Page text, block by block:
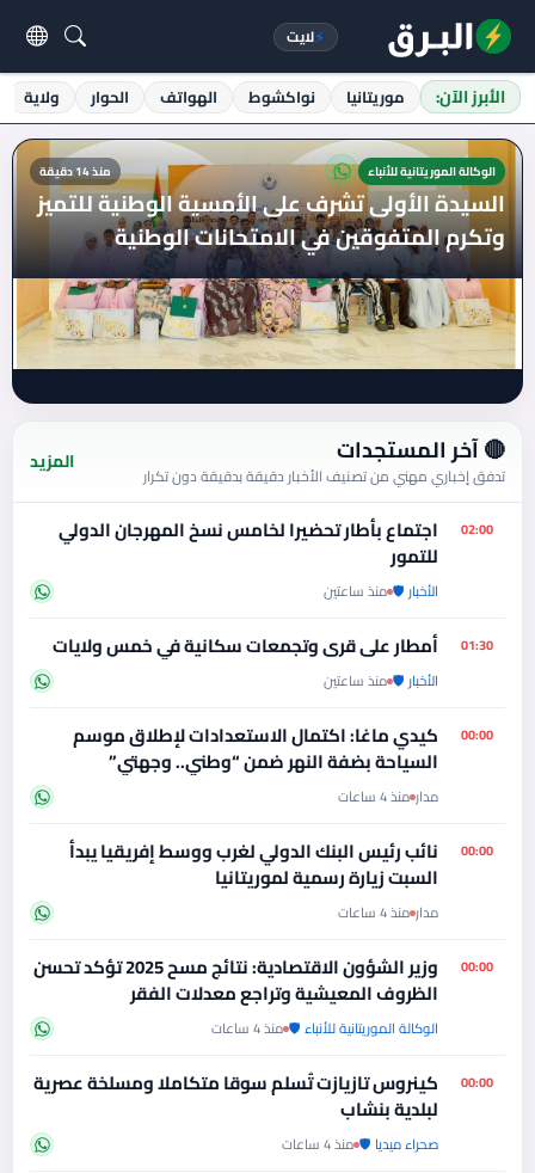
⚡لايت
الأبرز الآن: موريتانيا نواكشوط الهواتف الحوار ولاية
الوكالة الموريتانية للأنباء منذ 14 دقيقة
السيدة الأولى تشرف على الأمسية الوطنية للتميز
وتكرم المتفوقين في الامتحانات الوطنية
آخر المستجدات
تدفق إخباري مهني من تصنيف الأخبار دقيقة بدقيقة دون تكرار المزيد
02:00 اجتماع بأطار تحضيرا لخامس نسخ المهرجان الدولي
للتمور
الأخبار 🛡️ منذ ساعتين
01:30 أمطار على قرى وتجمعات سكانية في خمس ولايات
الأخبار 🛡️ منذ ساعتين
00:00 كيدي ماغا: اكتمال الاستعدادات لإطلاق موسم
السياحة بضفة النهر ضمن “وطني.. وجهتي”
مدار منذ 4 ساعات
00:00 نائب رئيس البنك الدولي لغرب ووسط إفريقيا يبدأ
السبت زيارة رسمية لموريتانيا
مدار منذ 4 ساعات
00:00 وزير الشؤون الاقتصادية: نتائج مسح 2025 تؤكد تحسن
الظروف المعيشية وتراجع معدلات الفقر
الوكالة الموريتانية للأنباء 🛡️ منذ 4 ساعات
00:00 كينروس تازيازت تُسلم سوقا متكاملا ومسلخة عصرية
لبلدية بنشاب
صحراء ميديا 🛡️ منذ 4 ساعات